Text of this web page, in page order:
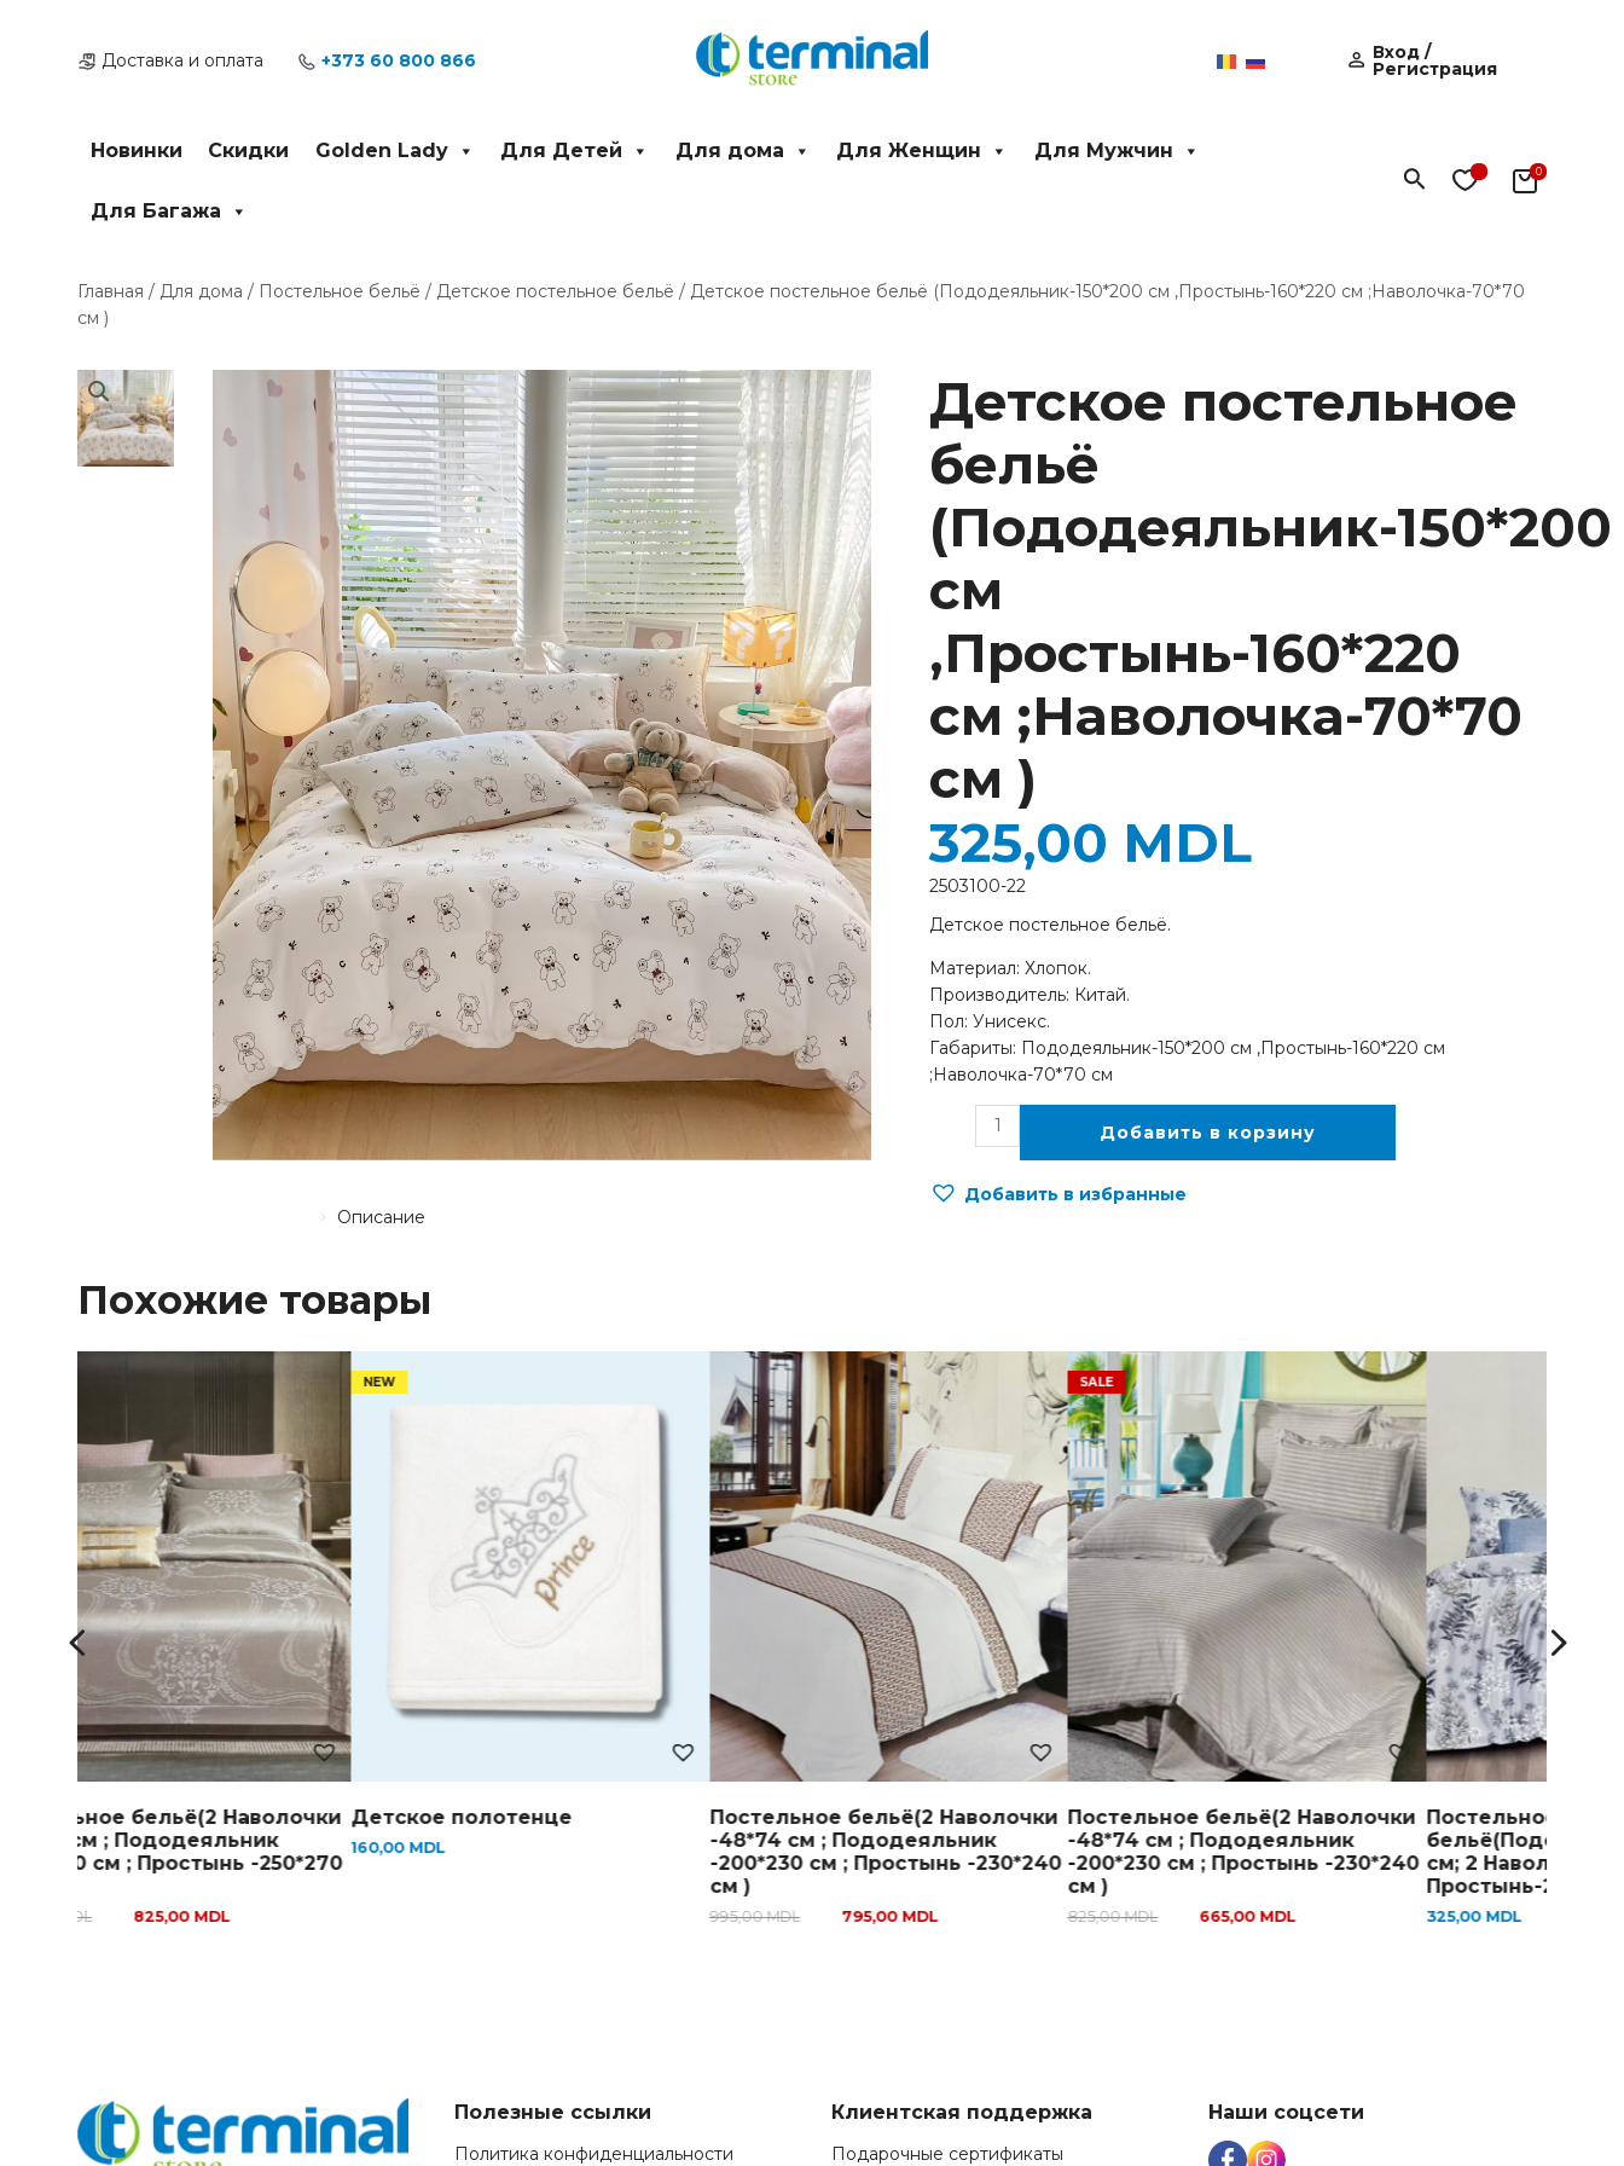
содержимомуДоставка и оплата +373 60 800 866 Вход /
Регистрация
Новинки Скидки Golden Lady Для Детей Для дома Для Женщин Для Мужчин
Для Багажа
Поиск
Главная / Для дома / Постельное бельё / Детское постельное бельё / Детское постельное бельё (Пододеяльник-150*200 см ,Простынь-160*220 см ;Наволочка-70*70
см )
Детское постельное
бельё
(Пододеяльник-150*200
см
,Простынь-160*220
см ;Наволочка-70*70
см )
Детское постельное бельё.
Материал: Хлопок.
Производитель: Китай.
Пол: Унисекс.
Габариты: Пододеяльник-150*200 см ,Простынь-160*220 см
;Наволочка-70*70 см
325,00 MDL
Детское
постельное
бельё
(Пододеяльник-150*200
см
,Простынь-160*220
см
;Наволочка-70*70
см
Добавить в корзину
Добавить в избранные
2503100-22
Описание
Похожие товары
бельё(2 Наволочки
см ; Пододеяльник
см ; Простынь -250*270
MDL 825,00 MDL
Детское полотенце
160,00 MDL
Постельное бельё(2 Наволочки
-48*74 см ; Пододеяльник
-200*230 см ; Простынь -230*240
см )
995,00MDL 795,00 MDL
Постельное бельё(2 Наволочки
-48*74 см ; Пододеяльник
-200*230 см ; Простынь -230*240
см )
825,00MDL 665,00 MDL
Постельное
см; 2 Наволочки-
Простынь-
325,00 MDL
Полезные ссылки
Политика конфиденциальности
Клиентская поддержка
Подарочные сертификаты
Наши соцсети